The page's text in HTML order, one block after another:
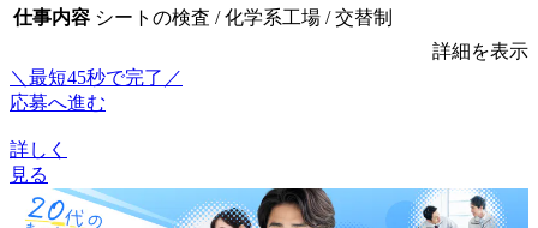
仕事内容 シートの検査 / 化学系工場 / 交替制
詳細を表示
＼最短45秒で完了／
応募へ進む
詳しく
見る